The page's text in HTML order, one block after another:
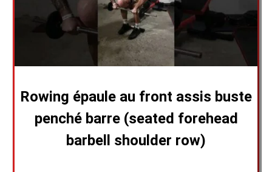
Rowing épaule au front assis buste
penché barre (seated forehead
barbell shoulder row)